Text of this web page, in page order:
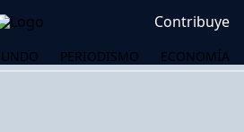
Contribuye
PERIODISMO ECONOMÍA